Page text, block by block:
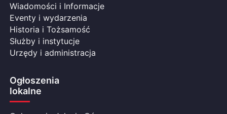
Wiadomości i Informacje
Eventy i wydarzenia
Historia i Tożsamość
Służby i instytucje
Urzędy i administracja
Ogłoszenia
lokalne